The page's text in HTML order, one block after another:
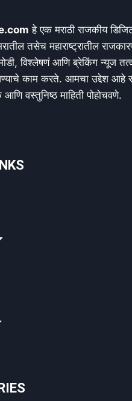
हे एक मराठी राजकीय
तसेच महाराष्ट्रातील
विश्लेषणं आणि ब्रेकिंग न्यूज
काम करते. आमचा उद्देश आहे
आणि वस्तुनिष्ठ माहिती पोहोचवणे.